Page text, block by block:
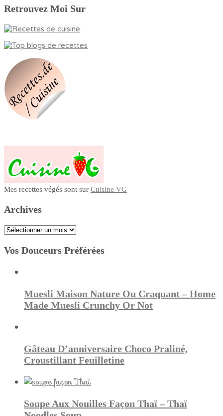
Retrouvez Moi Sur
Mes recettes végés sont sur Cuisine VG
Archives
Archives
Vos Douceurs Préférées
Muesli Maison Nature Ou Craquant – Home
Made Muesli Crunchy Or Not
Gâteau D’anniversaire Choco Praliné,
Croustillant Feuilletine
Soupe Aux Nouilles Façon Thaï – Thaï